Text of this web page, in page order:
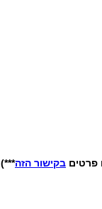
פרטים בקישור הזה***)